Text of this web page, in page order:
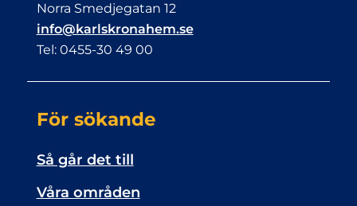
Norra Smedjegatan 12
info@karlskronahem.se
Tel: 0455-30 49 00
För sökande
Så går det till
Våra områden